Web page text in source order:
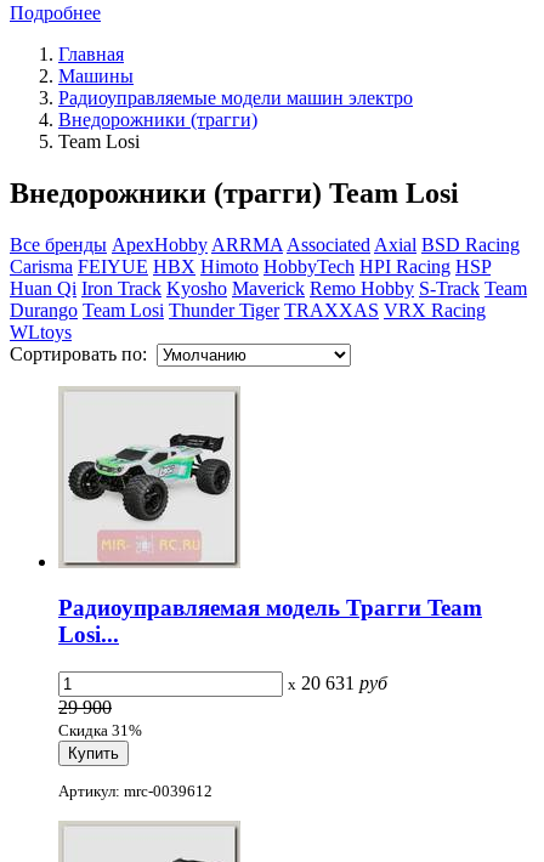
Подробнее
Главная
Машины
Радиоуправляемые модели машин электро
Внедорожники (трагги)
Team Losi
Внедорожники (трагги) Team Losi
Все бренды ApexHobby ARRMA Associated Axial BSD Racing
Carisma FEIYUE HBX Himoto HobbyTech HPI Racing HSP
Huan Qi Iron Track Kyosho Maverick Remo Hobby S-Track Team
Durango Team Losi Thunder Tiger TRAXXAS VRX Racing
WLtoys
Сортировать по:
Радиоуправляемая модель Трагги Team
Losi...
x 20 631 руб
29 900
Скидка 31%
Артикул: mrc-0039612